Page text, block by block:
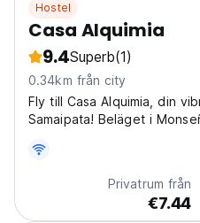
Hostel
Casa Alquimia
9.4Superb(1)
0.34km från city
Fly till Casa Alquimia, din
Samaipata! Beläget i
unik charm, perfekt för att
Föreställ dig att vakna
Privatrum från
€7.44